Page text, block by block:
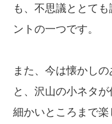
も、不思議ととて
ントの一つです。
また、今は懐かし
と、沢山の小ネタが
細かいところまで